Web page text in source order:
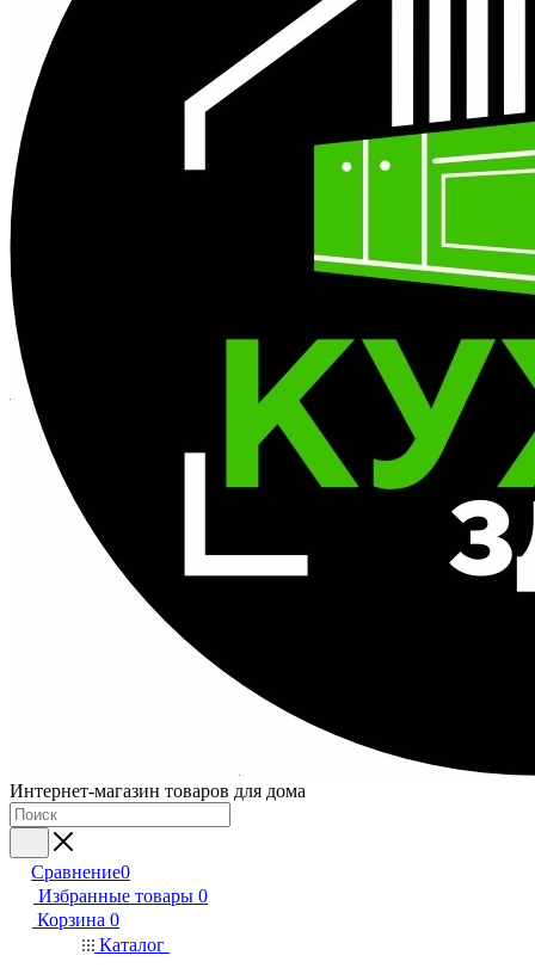
Интернет-магазин товаров для дома
Сравнение0
Избранные товары 0
Корзина 0
Каталог